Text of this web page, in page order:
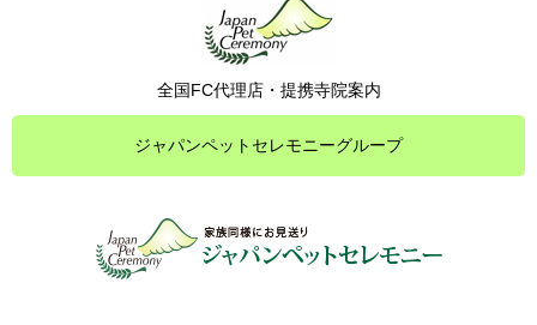
全国FC代理店・提携寺院案内
ジャパンペットセレモニーグループ